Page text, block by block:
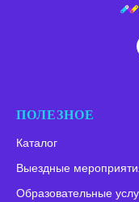
ПОЛЕЗНОЕ
Каталог
Выездные
Образовательные